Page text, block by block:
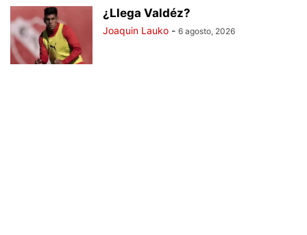
¿Llega Valdéz?
Joaquin Lauko - 6 agosto, 2026